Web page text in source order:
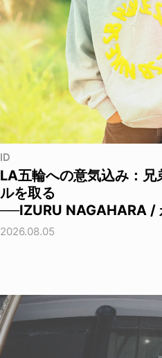
ID
LA五輪への意気込み：
ルを取る
──IZURU NAGAHARA /
2026.08.05